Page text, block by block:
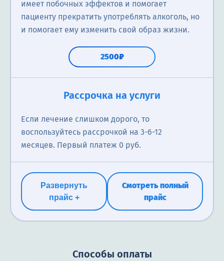
имеет побочных эффектов и помогает
пациенту прекратить употреблять алкоголь, но
и помогает ему изменить свой образ жизни.
2500₽
Рассрочка на услуги
Если лечение слишком дорого, то
воспользуйтесь рассрочкой на 3-6-12
месяцев. Первый платеж 0 руб.
Развернуть
прайс +
Смотреть полный
прайс
Способы оплаты